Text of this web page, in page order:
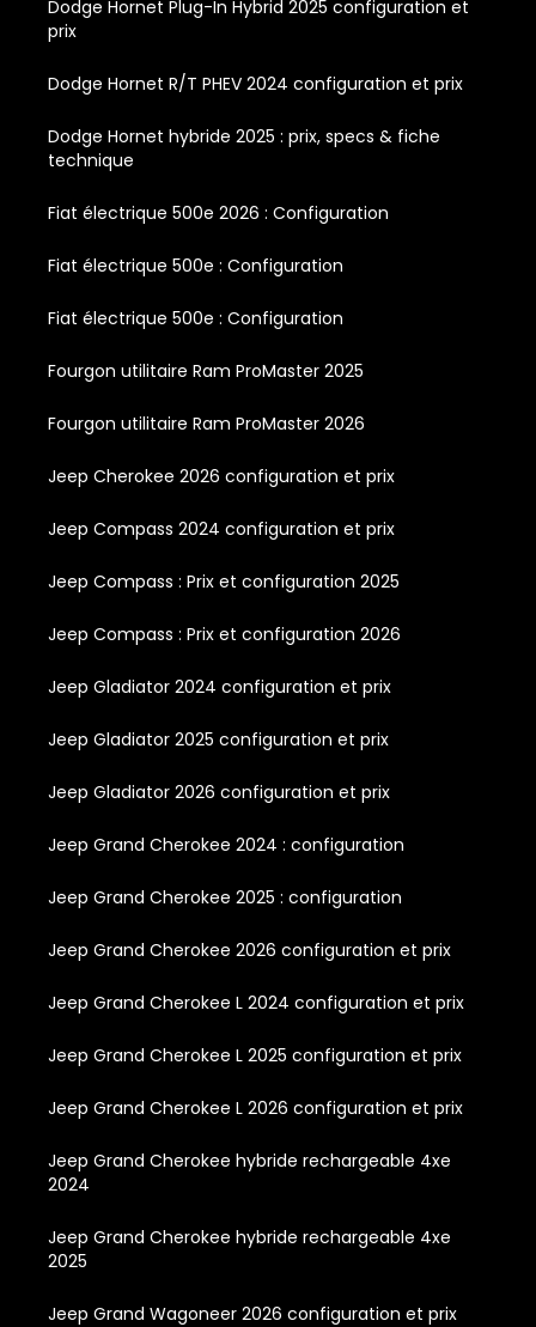
Dodge Hornet Plug-In Hybrid 2025 configuration et
prix
Dodge Hornet R/T PHEV 2024 configuration et prix
Dodge Hornet hybride 2025 : prix, specs & fiche
technique
Fiat électrique 500e 2026 : Configuration
Fiat électrique 500e : Configuration
Fiat électrique 500e : Configuration
Fourgon utilitaire Ram ProMaster 2025
Fourgon utilitaire Ram ProMaster 2026
Jeep Cherokee 2026 configuration et prix
Jeep Compass 2024 configuration et prix
Jeep Compass : Prix et configuration 2025
Jeep Compass : Prix et configuration 2026
Jeep Gladiator 2024 configuration et prix
Jeep Gladiator 2025 configuration et prix
Jeep Gladiator 2026 configuration et prix
Jeep Grand Cherokee 2024 : configuration
Jeep Grand Cherokee 2025 : configuration
Jeep Grand Cherokee 2026 configuration et prix
Jeep Grand Cherokee L 2024 configuration et prix
Jeep Grand Cherokee L 2025 configuration et prix
Jeep Grand Cherokee L 2026 configuration et prix
Jeep Grand Cherokee hybride rechargeable 4xe
2024
Jeep Grand Cherokee hybride rechargeable 4xe
2025
Jeep Grand Wagoneer 2026 configuration et prix